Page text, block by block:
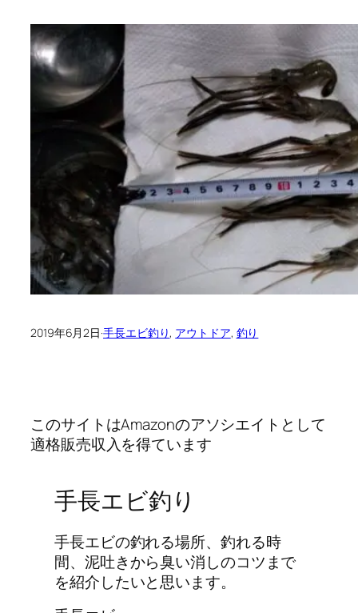
2019年6月2日·手長エビ釣り, アウトドア, 釣り
このサイトはAmazonのアソシエイトとして
適格販売収入を得ています
手長エビ釣り
手長エビの釣れる場所、釣れる時
間、泥吐きから臭い消しのコツまで
を紹介したいと思います。